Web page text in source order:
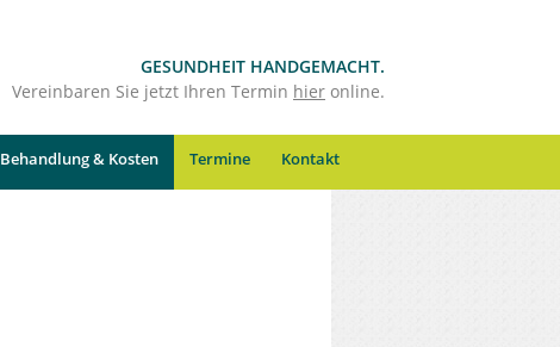
GESUNDHEIT HANDGEMACHT.
Vereinbaren Sie jetzt Ihren Termin hier online.
Behandlung & Kosten Termine Kontakt